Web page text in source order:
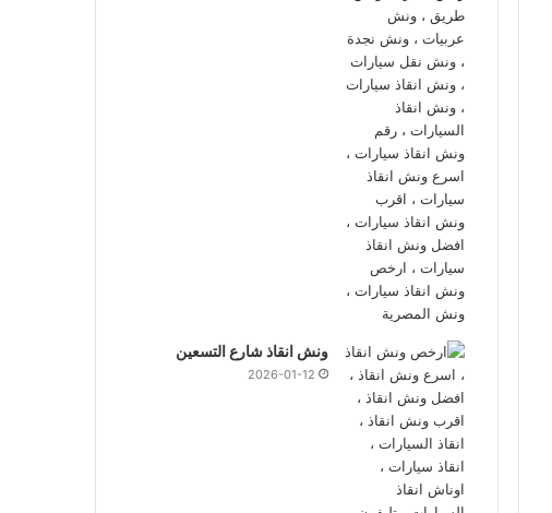
ونش انقاذ شارع التسعين
2026-01-12